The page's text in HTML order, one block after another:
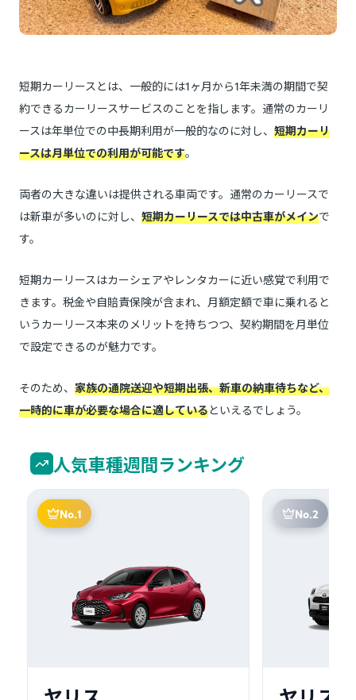
短期カーリースとは、一般的には1ヶ月から1年未満の期間で契
約できるカーリースサービスのことを指します。通常のカーリ
ースは年単位での中長期利用が一般的なのに対し、 短期カーリ
ースは月単位での利用が可能です。
両者の大きな違いは提供される車両です。通常のカーリースで
は新車が多いのに対し、 短期カーリースでは中古車がメインで
す。
短期カーリースはカーシェアやレンタカーに近い感覚で利用で
きます。税金や自賠責保険が含まれ、月額定額で車に乗れると
いうカーリース本来のメリットを持ちつつ、契約期間を月単位
で設定できるのが魅力です。
そのため、 家族の通院送迎や短期出張、新車の納車待ちなど、
一時的に車が必要な場合に適しているといえるでしょう。